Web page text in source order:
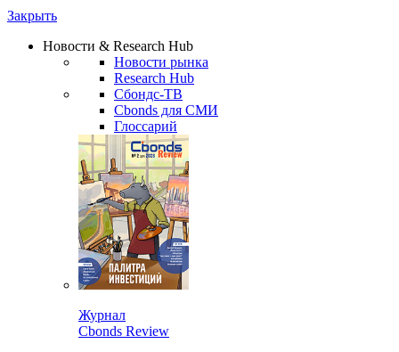
Закрыть
Новости & Research Hub
Новости рынка
Research Hub
Сбондс-ТВ
Cbonds для СМИ
Глоссарий
Журнал
Cbonds Review